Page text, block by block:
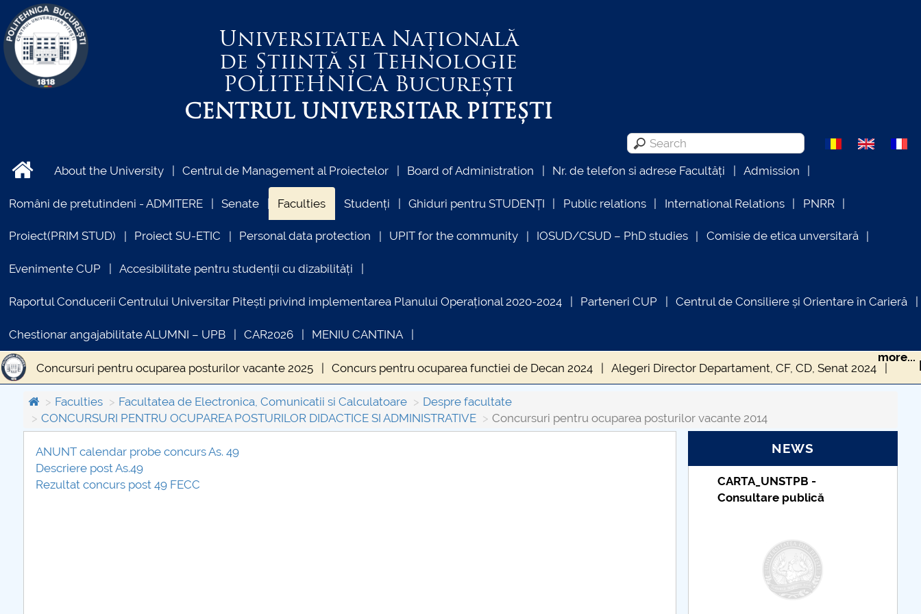
Universitatea Națională
de Știință și Tehnologie
POLITEHNICABucurești
CENTRUL UNIVERSITAR PITEȘTI
About the University Centrul de Management al Proiectelor Board of Administration Nr. de telefon si adrese Facultăți Admission
Români de pretutindeni - ADMITERE Senate Faculties Studenți Ghiduri pentru STUDENȚI Public relations International Relations PNRR
Proiect(PRIM STUD) Proiect SU-ETIC Personal data protection UPIT for the community IOSUD/CSUD – PhD studies Comisie de etica unversitară
Evenimente CUP Accesibilitate pentru studenții cu dizabilități
Raportul Conducerii Centrului Universitar Pitești privind implementarea Planului Operațional 2020-2024 Parteneri CUP Centrul de Consiliere și Orientare în Carieră
Chestionar angajabilitate ALUMNI – UPB CAR2026 MENIU CANTINA
Concursuri pentru ocuparea posturilor vacante 2025 Concurs pentru ocuparea functiei de Decan 2024 Alegeri Director Departament, CF, CD, Senat 2024
Concursuri pentru ocuparea posturilor vacante 2023 Concursuri pentru ocuparea posturilor vacante 2020
Concurs Director Departament 2019 Concursuri pentru ocuparea posturilor vacante 2019 Concurs pentru ocuparea postului de Decan - iulie 2017
Concursuri pentru ocuparea posturilor vacante 2016 Concursuri pentru ocuparea posturilor vacante 2014
more...
Faculties Facultatea de Electronica, Comunicatii si Calculatoare
Despre facultate
CONCURSURI PENTRU OCUPAREA POSTURILOR DIDACTICE SI ADMINISTRATIVE
Concursuri pentru ocuparea posturilor vacante 2014
ANUNT calendar probe concurs As. 49
Descriere post As.49
Rezultat concurs post 49 FECC
NEWS
COMUNICAT DE PRESA
Taxe de școlarizare
indexate – Centrul